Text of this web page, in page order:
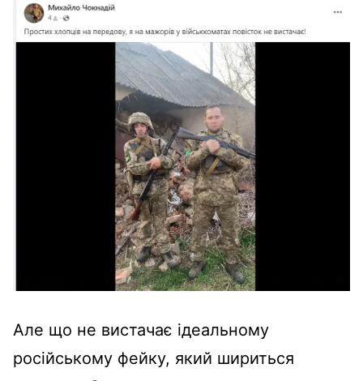
Але що не вистачає ідеальному
російському фейку, який шириться